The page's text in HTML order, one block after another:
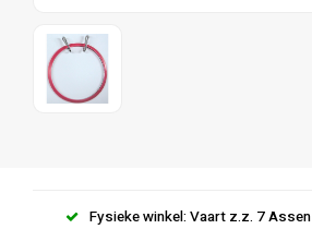
Fysieke winkel: Vaart z.z. 7 Assen